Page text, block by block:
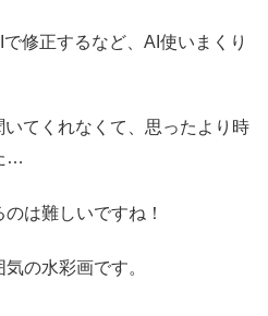
修正するなど、AI使いまくり
てくれなくて、思ったより時
…
は難しいですね！
の水彩画です。